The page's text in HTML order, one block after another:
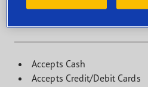
Accepts Cash
Accepts Credit/Debit Cards